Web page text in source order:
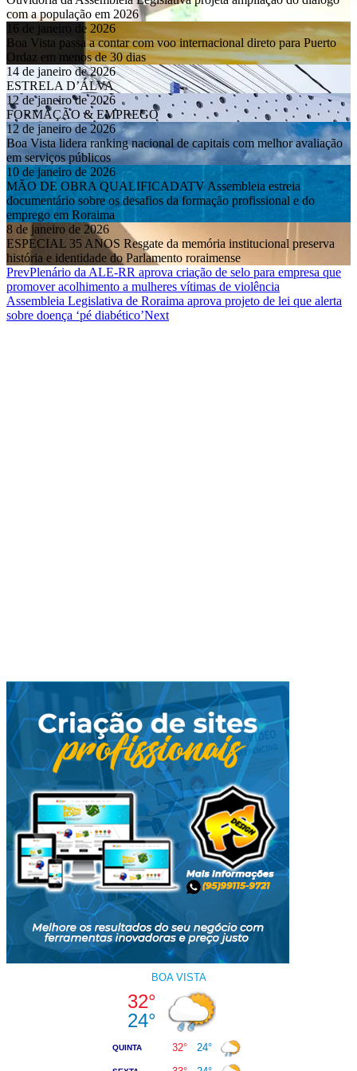
com a população em 2026
16 de janeiro de 2026
Boa Vista passa a contar com voo internacional direto para Puerto
Ordaz em menos de 30 dias
14 de janeiro de 2026
ESTRELA D’ÁLVA
12 de janeiro de 2026
FORMAÇÃO & EMPREGO
12 de janeiro de 2026
Boa Vista lidera ranking nacional de capitais com melhor avaliação
em serviços públicos
10 de janeiro de 2026
MÃO DE OBRA QUALIFICADATV Assembleia estreia
documentário sobre os desafios da formação profissional e do
emprego em Roraima
8 de janeiro de 2026
ESPECIAL 35 ANOS Resgate da memória institucional preserva
história e identidade do Parlamento roraimense
PrevPlenário da ALE-RR aprova criação de selo para empresa que
promover acolhimento a mulheres vítimas de violência
Assembleia Legislativa de Roraima aprova projeto de lei que alerta
sobre doença ‘pé diabético’Next